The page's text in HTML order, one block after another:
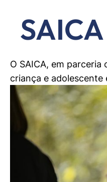
SAICA
O SAICA, em
criança e adolescente